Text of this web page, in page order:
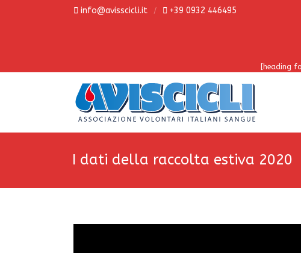
info@avisscicli.it +39 0932 446495
[heading
I dati della raccolta estiva 2020